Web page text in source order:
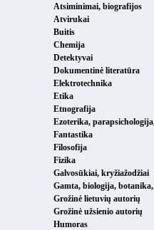
Atsiminimai, biografijos
Atvirukai
Buitis
Chemija
Detektyvai
Dokumentinė literatūra
Elektrotechnika
Etika
Etnografija
Ezoterika,
Fantastika
Filosofija
Fizika
Galvosūkiai, kryžiažodžiai
Gamta, biologija,
Grožinė lietuvių autorių
Grožinė užsienio autorių
Humoras